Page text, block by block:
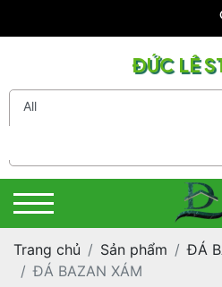
ĐỨC LÊ
Trang chủ Sản phẩm
ĐÁ
ĐÁ BAZAN XÁM